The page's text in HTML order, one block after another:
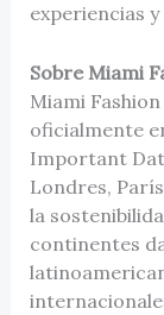
experiencias
Sobre Miami
Miami
oficialmente
Important
Londres,
la
continentes